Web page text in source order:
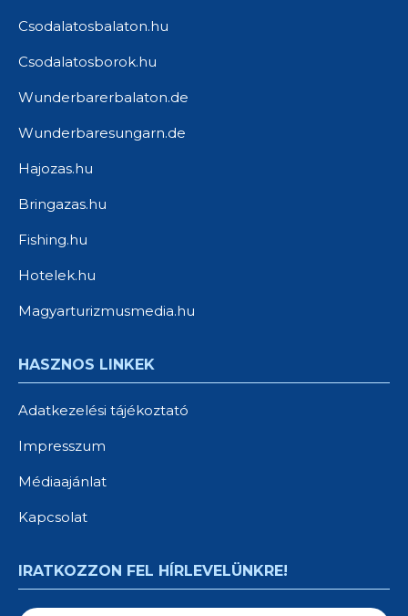
Csodalatosbalaton.hu
Csodalatosborok.hu
Wunderbarerbalaton.de
Wunderbaresungarn.de
Hajozas.hu
Bringazas.hu
Fishing.hu
Hotelek.hu
Magyarturizmusmedia.hu
HASZNOS LINKEK
Adatkezelési tájékoztató
Impresszum
Médiaajánlat
Kapcsolat
IRATKOZZON FEL HÍRLEVELÜNKRE!